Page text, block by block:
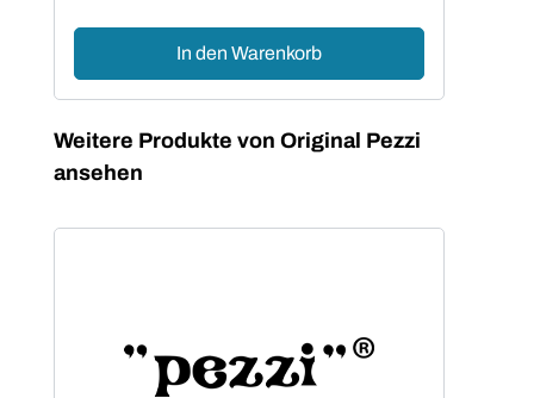
In den Warenkorb
Produktgalerie überspringen
Weitere Produkte von Original Pezzi
ansehen